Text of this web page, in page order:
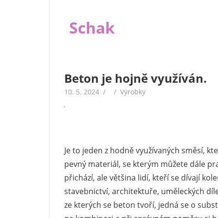
contentSchak
peníze
důležité,
důležitým.
A
proto
našem
Beton je hojně využíván.
10. 5. 2024 Výrobky
Je to jeden z hodně využívaných směsí,
pevný materiál, se kterým můžete dále
přichází, ale většina lidí, kteří se dívají
stavebnictví, architektuře, uměleckých
ze kterých se beton tvoří, jedná se o